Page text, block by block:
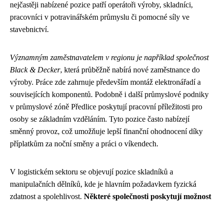
nejčastěji nabízené pozice patří operátoři výroby, skladníci,
pracovníci v potravinářském průmyslu či pomocné síly ve
stavebnictví.
Významným zaměstnavatelem v regionu je například společnost
Black & Decker, která průběžně nabírá nové zaměstnance do
výroby. Práce zde zahrnuje především montáž elektronářadí a
souvisejících komponentů. Podobně i další průmyslové podniky
v průmyslové zóně Předlice poskytují pracovní příležitosti pro
osoby se základním vzděláním. Tyto pozice často nabízejí
směnný provoz, což umožňuje lepší finanční ohodnocení díky
příplatkům za noční směny a práci o víkendech.
V logistickém sektoru se objevují pozice skladníků a
manipulačních dělníků, kde je hlavním požadavkem fyzická
zdatnost a spolehlivost. Některé společnosti poskytují možnost